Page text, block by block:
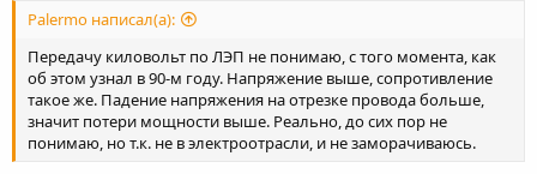
Palermo написал(а):
Передачу киловольт по ЛЭП не понимаю, с того момента, как
об этом узнал в 90-м году. Напряжение выше, сопротивление
такое же. Падение напряжения на отрезке провода больше,
значит потери мощности выше. Реально, до сих пор не
понимаю, но т.к. не в электроотрасли, и не заморачиваюсь.